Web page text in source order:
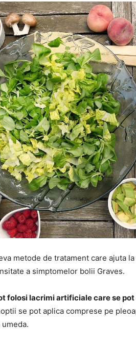
metode de tratament care ajuta
a simptomelor bolii Graves.
folosi lacrimi artificiale care se
se pot aplica comprese pe